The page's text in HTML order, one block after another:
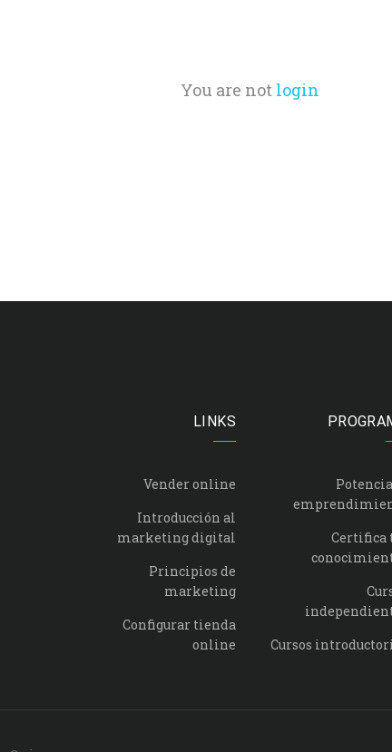
You are not login
Certifica
Cursos
LINKS
Vender online
Introducción al
marketing digital
Principios de
marketing
Configurar tienda
online